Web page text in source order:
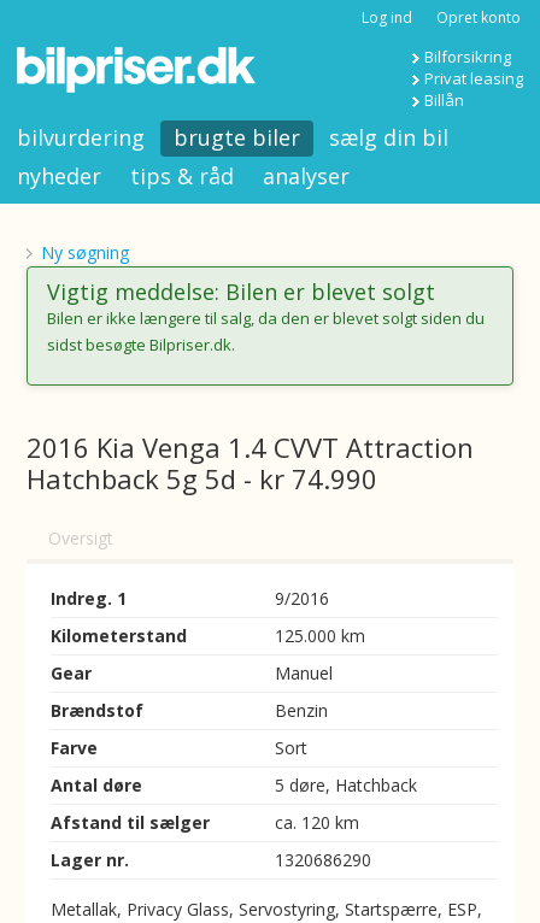
Log ind Opret konto
Bilforsikring
Privat leasing
Billån
bilvurdering brugte biler
sælg din bil
nyheder
tips & råd analyser
Ny søgning
Vigtig meddelse: Bilen er blevet solgt
Bilen er ikke længere til salg, da den er blevet solgt siden du
sidst besøgte Bilpriser.dk.
2016 Kia Venga 1.4 CVVT Attraction
Hatchback 5g 5d - kr 74.990
Oversigt
Indreg. 1
9/2016
Kilometerstand
125.000 km
Gear
Manuel
Brændstof
Benzin
Farve
Sort
Antal døre
5 døre, Hatchback
Afstand til sælger
ca. 120 km
Lager nr.
1320686290
Metallak, Privacy Glass, Servostyring, Startspærre, ESP,